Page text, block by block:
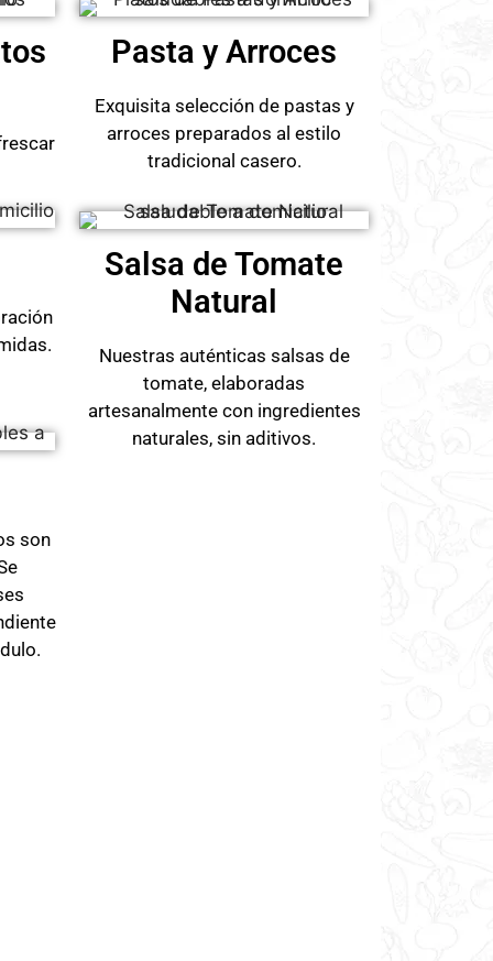
son
Pasta y Arroces
Exquisita selección de pastas y
arroces preparados al estilo
tradicional casero.
Salsa de Tomate
Natural
Nuestras auténticas salsas de
tomate, elaboradas
artesanalmente con ingredientes
naturales, sin aditivos.